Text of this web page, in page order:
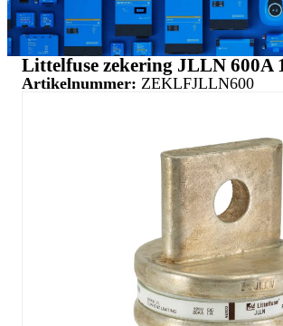
Littelfuse zekering JLLN 600A
Artikelnummer: ZEKLFJLLN600